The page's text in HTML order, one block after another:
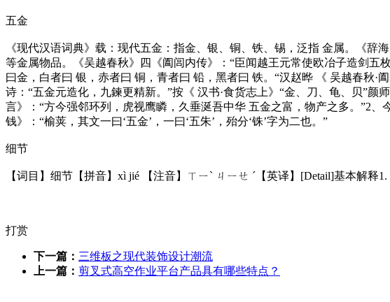
五金
《现代汉语词典》载：现代五金：指金、银、铜、铁、锡，泛指 金属。《
等金属物品。《吴越春秋》四《阖闾内传》：“臣闻越王元常使欧冶子造剑
曰金，白者曰 银，赤者曰 铜，青者曰 铅，黑者曰 铁。“汉赵晔 《 吴越春秋
诗：“五金元造化，九鍊更精新。”按《 汉书·食货志上》“金、刀、龟、贝”
言》：“方今强邻环列，虎视鹰瞵，久垂涎吾中华 五金之富，物产之多。”2
钱》：“榆荚，其文一曰‘五金’，一曰‘五朱’，殆分‘铢’字为二也。”
细节
【词目】细节【拼音】xì jié 【注音】ㄒㄧˋ ㄐㄧㄝ ˊ【英译】[Detail]基本解
打赏
下一篇： 三维板之现代装饰设计潮流
上一篇： 剪叉式高空作业平台产品具有哪些特点？